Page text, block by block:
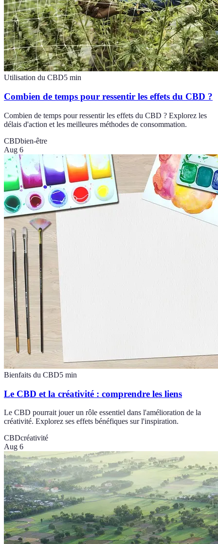
Utilisation du CBD5 min
Combien de temps pour ressentir les effets du CBD ?
Combien de temps pour ressentir les effets du CBD ? Explorez les
délais d'action et les meilleures méthodes de consommation.
CBDbien-être
Aug 6
Bienfaits du CBD5 min
Le CBD et la créativité : comprendre les liens
Le CBD pourrait jouer un rôle essentiel dans l'amélioration de la
créativité. Explorez ses effets bénéfiques sur l'inspiration.
CBDcréativité
Aug 6